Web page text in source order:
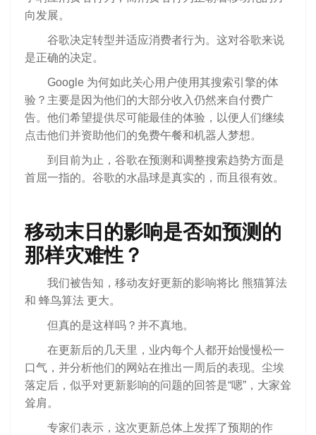
向发展。
谷歌决定转型并适应消费者行为。这对谷歌来说
是正确的决定。
Google 为何如此关心用户使用其搜索引擎的体
验？主要是因为他们的大部分收入仍然来自付费广
告。他们希望提供尽可能最佳的体验，以便人们继续
点击他们并资助他们的免费午餐和机器人梦想。
到目前为止，谷歌在预测和调整搜索趋势方面是
首屈一指的。谷歌的水晶球是真实的，而且很有效。
移动末日的影响是否如预测的
那样灾难性？
我们被告知，移动友好更新的影响将比 熊猫算法
和 蜂鸟算法 更大。
但真的是这样吗？并不真地。
在更新后的几天里，业内每个人都开始慢慢松一
口气，并分析他们的网站在推出一周后的表现。尘埃
落定后，似乎对更新影响的问题的回答是“嗯”，大家耸
耸肩。
专家们表示，这次更新总体上发挥了预期的作